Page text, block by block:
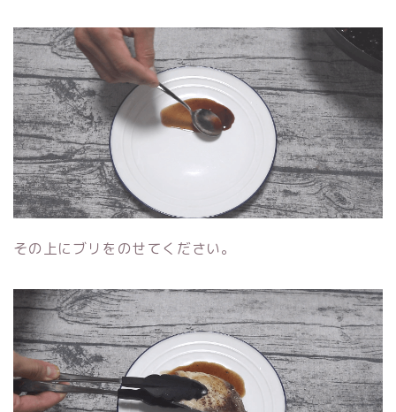
その上にブリをのせてください。